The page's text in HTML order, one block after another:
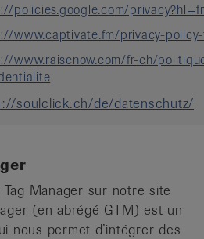
policies.google.com/
www.captivate.fm/privacy-
www.raisenow.com/fr-ch/
soulclick.ch/de/datenschutz/
Manager sur notre site
(en abrégé GTM) est un
nous permet d’intégrer des